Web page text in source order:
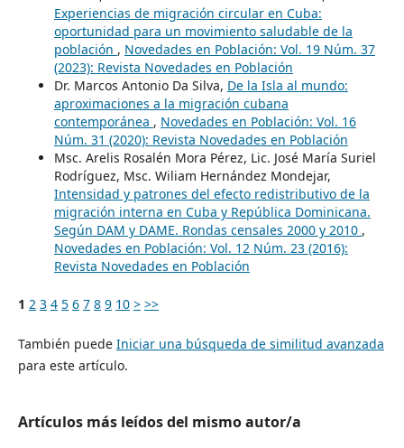
Experiencias de migración circular en Cuba:
oportunidad para un movimiento saludable de la
población , Novedades en Población: Vol. 19 Núm. 37
(2023): Revista Novedades en Población
Dr. Marcos Antonio Da Silva, De la Isla al mundo:
aproximaciones a la migración cubana
contemporánea , Novedades en Población: Vol. 16
Núm. 31 (2020): Revista Novedades en Población
Msc. Arelis Rosalén Mora Pérez, Lic. José María Suriel
Rodríguez, Msc. Wiliam Hernández Mondejar,
Intensidad y patrones del efecto redistributivo de la
migración interna en Cuba y República Dominicana.
Según DAM y DAME. Rondas censales 2000 y 2010 ,
Novedades en Población: Vol. 12 Núm. 23 (2016):
Revista Novedades en Población
1 2 3 4 5 6 7 8 9 10 > >>
También puede Iniciar una búsqueda de similitud avanzada
para este artículo.
Artículos más leídos del mismo autor/a